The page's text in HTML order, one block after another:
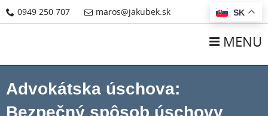
0949 250 707 maros@jakubek.sk SK
MENU
Advokátska úschova:
Bezpečný spôsob úschovy